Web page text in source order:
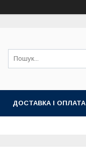
ДОСТАВКА І ОПЛАТА